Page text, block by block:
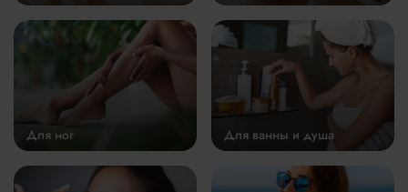
Для ног Для ванны и душа